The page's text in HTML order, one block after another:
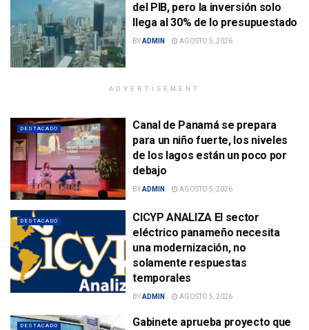
del PIB, pero la inversión solo
llega al 30% de lo presupuestado
BYADMIN AGOSTO 5, 2026
ADVERTISEMENT
DESTACADO
Canal de Panamá se prepara
para un niño fuerte, los niveles
de los lagos están un poco por
debajo
BYADMIN AGOSTO 5, 2026
DESTACADO
CICYP ANALIZA El sector
eléctrico panameño necesita
una modernización, no
solamente respuestas
temporales
BYADMIN AGOSTO 5, 2026
DESTACADO
Gabinete aprueba proyecto que